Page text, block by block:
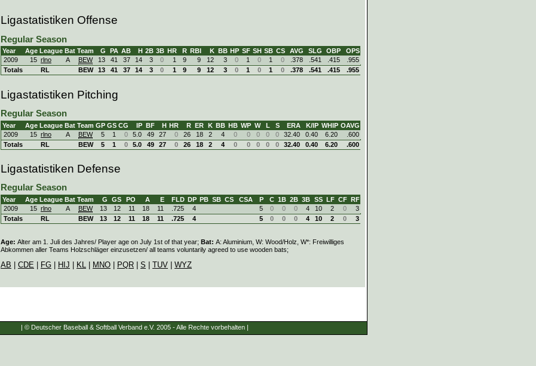
Ligastatistiken Offense
Regular Season
Year Age League Bat Team G PA AB H 2B 3B HR R RBI K BB HP SF SH SB CS AVG SLG OBP
OPS
2009
15 rlno A BEW 13 41 37 14 3 0 1 9 9 12 3 0 1 0 1 0 .378 .541 .415
.955
Totals
RL BEW 13 41 37 14 3 0 1 9 9 12 3 0 1 0 1 0 .378 .541 .415 .955
Ligastatistiken Pitching
Regular Season
Year Age League Bat Team GP GS CG IP BF H HR R ER K BB HB WP W L S ERA K/IP WHIP OAVG
2009
15 rlno A BEW 5 1 0 5.0 49 27 0 26 18 2 4 0 0 0 0 0 32.40 0.40 6.20
.600
Totals
RL BEW 5 1 0 5.0 49 27 0 26 18 2 4 0 0 0 0 0 32.40 0.40 6.20 .600
Ligastatistiken Defense
Regular Season
Year Age League Bat Team G GS PO A E FLD DP PB SB CS CSA P C 1B 2B 3B SS LF CF RF
2009
15 rlno A BEW 13 12 11 18 11 .725 4 5 0 0 0 4 10 2 0
3
Totals
RL BEW 13 12 11 18 11 .725 4 5 0 0 0 4 10 2 0 3
Age: Alter am 1. Juli des Jahres/ Player age on July 1st of that year; Bat: A: Aluminium, W: Wood/Holz, W*: Freiwilliges
Abkommen aller Teams Holzschläger einzusetzen/ all teams voluntarily agreed to use wooden bats;
AB CDE FG HIJ KL MNO PQR S TUV WYZ
| © Deutscher Baseball & Softball Verband e.V. 2005 - Alle Rechte vorbehalten |